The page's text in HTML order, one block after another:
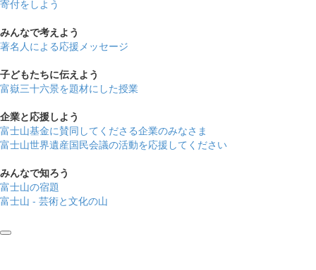
寄付をしよう
みんなで考えよう
著名人による応援メッセージ
子どもたちに伝えよう
富嶽三十六景を題材にした授業
企業と応援しよう
富士山基金に賛同してくださる企業のみなさま
富士山世界遺産国民会議の活動を応援してください
みんなで知ろう
富士山の宿題
富士山 - 芸術と文化の山